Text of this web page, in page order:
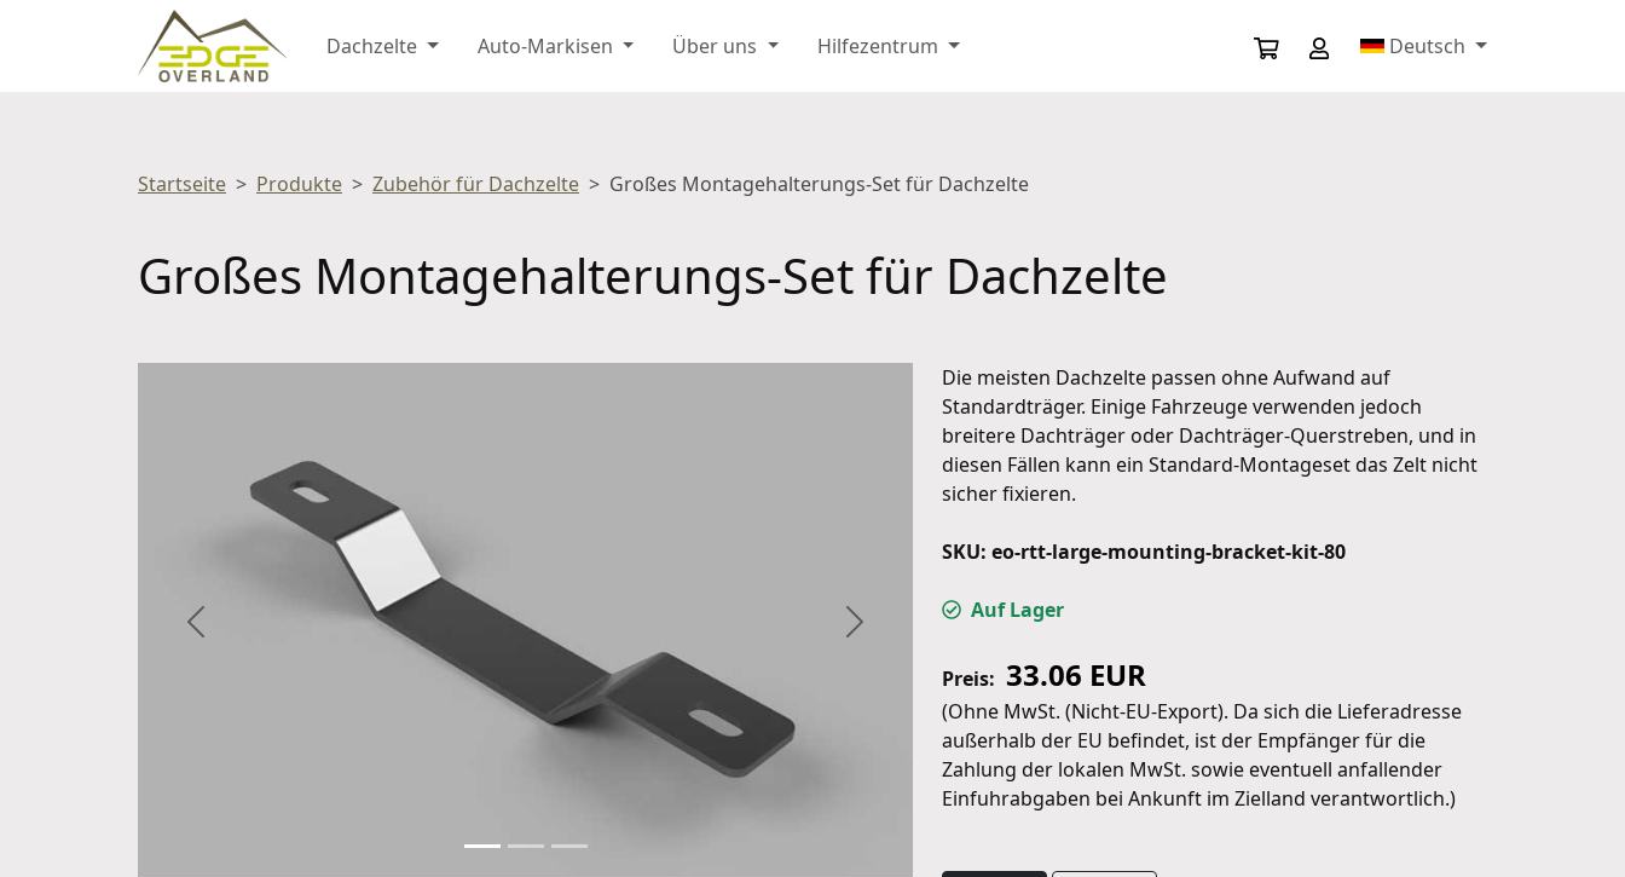
Dachzelte Auto-Markisen Über uns Hilfezentrum Deutsch
Startseite Produkte Zubehör für Dachzelte Großes Montagehalterungs-Set für Dachzelte
Großes Montagehalterungs-Set für Dachzelte
Zurück Weiter
Die meisten Dachzelte passen ohne Aufwand auf
Standardträger. Einige Fahrzeuge verwenden jedoch
breitere Dachträger oder Dachträger-Querstreben, und in
diesen Fällen kann ein Standard-Montageset das Zelt nicht
sicher fixieren.
SKU: eo-rtt-large-mounting-bracket-kit-80
Auf Lager
Preis: 33.06 EUR
(Ohne MwSt. (Nicht-EU-Export). Da sich die Lieferadresse
außerhalb der EU befindet, ist der Empfänger für die
Zahlung der lokalen MwSt. sowie eventuell anfallender
Einfuhrabgaben bei Ankunft im Zielland verantwortlich.)